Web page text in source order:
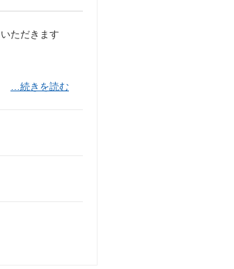
ただきます
…続きを読む